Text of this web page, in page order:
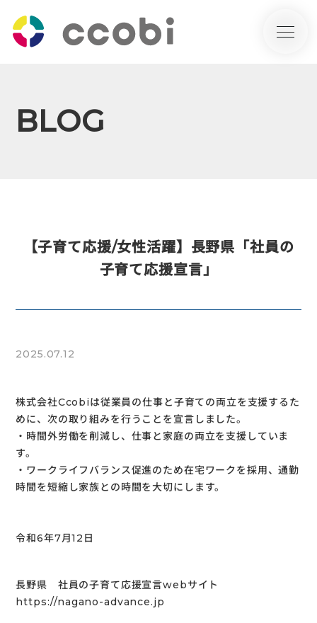
BLOG
【子育て応援/女性活躍】長野県「社員の
子育て応援宣言」
2025.07.12
株式会社Ccobiは従業員の仕事と子育ての両立を支援するた
めに、次の取り組みを行うことを宣言しました。
・時間外労働を削減し、仕事と家庭の両立を支援していま
す。
・ワークライフバランス促進のため在宅ワークを採用、通勤
時間を短縮し家族との時間を大切にします。
令和6年7月12日
長野県 社員の子育て応援宣言webサイト
https://nagano-advance.jp